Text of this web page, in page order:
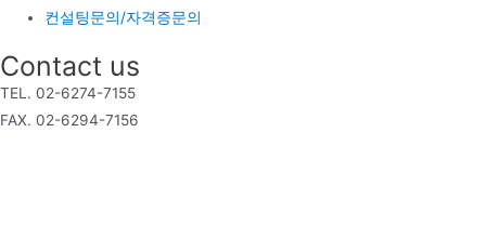
컨설팅문의/자격증문의
Contact us
TEL. 02-6274-7155
FAX. 02-6294-7156